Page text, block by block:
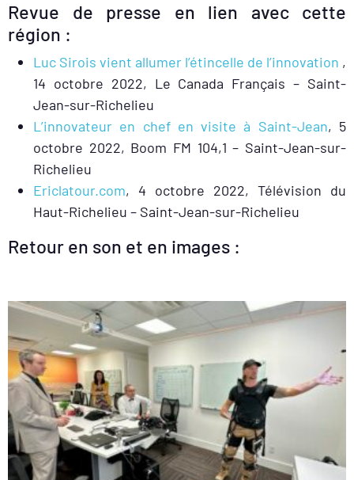
Revue de presse en lien avec cette
région :
Luc Sirois vient allumer l’étincelle de l’innovation ,
14 octobre 2022, Le Canada Français – Saint-
Jean-sur-Richelieu
L’innovateur en chef en visite à Saint-Jean, 5
octobre 2022, Boom FM 104,1 – Saint-Jean-sur-
Richelieu
Ericlatour.com, 4 octobre 2022, Télévision du
Haut-Richelieu – Saint-Jean-sur-Richelieu
Retour en son et en images :